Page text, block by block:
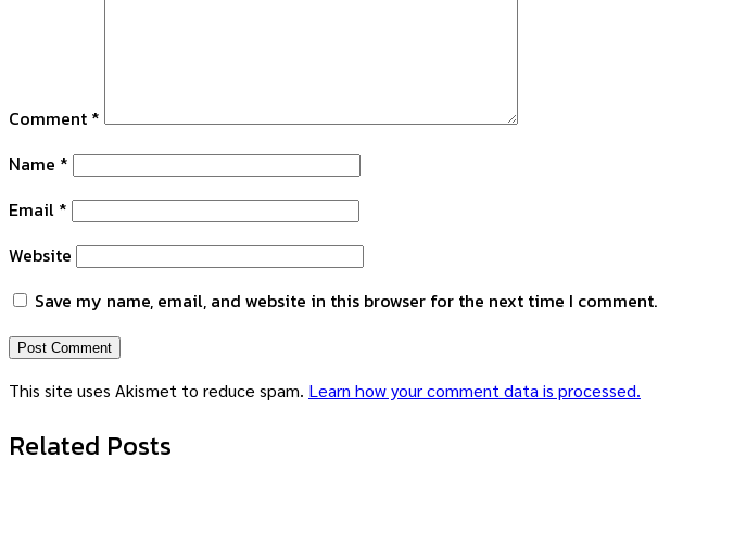
Comment *
Name *
Email *
Website
Save my name, email, and website in this browser for the next time I comment.
This site uses Akismet to reduce spam. Learn how your comment data is processed.
Related Posts